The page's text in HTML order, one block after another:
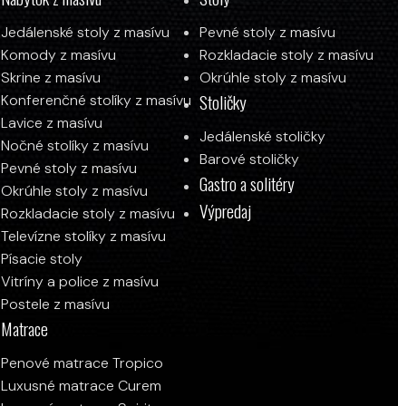
Jedálenské stoly z masívu
Komody z masívu
Skrine z masívu
Konferenčné stolíky z masívu
Lavice z masívu
Nočné stolíky z masívu
Pevné stoly z masívu
Okrúhle stoly z masívu
Rozkladacie stoly z masívu
Televízne stolíky z masívu
Písacie stoly
Vitríny a police z masívu
Postele z masívu
Matrace
Penové matrace Tropico
Luxusné matrace Curem
Pevné stoly z masívu
Rozkladacie stoly z masívu
Okrúhle stoly z masívu
Stoličky
Jedálenské stoličky
Barové stoličky
Gastro a solitéry
Výpredaj